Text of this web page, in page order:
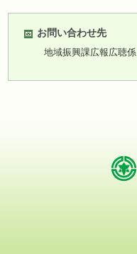
お問い合わせ先
地域振興課広報広聴係